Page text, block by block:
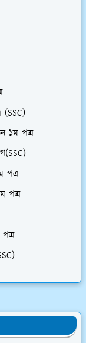
(SSC)
১ম পত্র
পত্র
পত্র